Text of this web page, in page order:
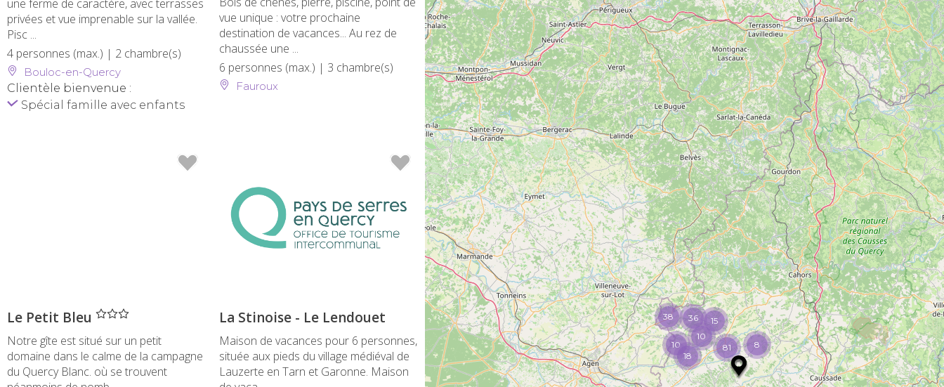
une ferme de caractère, avec terrasses
privées et vue imprenable sur la vallée.
Pisc ...
4 personnes (max.) | 2 chambre(s)
Bouloc-en-Quercy
Clientèle bienvenue :
Spécial famille avec enfants
vue unique : votre prochaine
destination de vacances... Au rez de
chaussée une ...
6 personnes (max.) | 3 chambre(s)
Fauroux
Le Petit Bleu
Notre gîte est situé sur un petit
domaine dans le calme de la campagne
du Quercy Blanc. où se trouvent
La Stinoise - Le Lendouet
Maison de vacances pour 6 personnes,
située aux pieds du village médiéval de
Lauzerte en Tarn et Garonne. Maison
8
15
18
38
10
10
81
36